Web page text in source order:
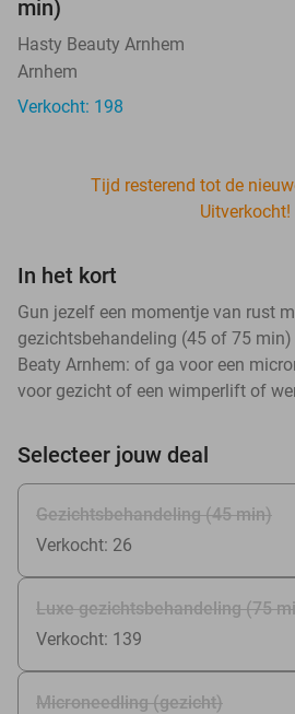
min)
Hasty Beauty Arnhem
Arnhem
Verkocht: 198
Tijd resterend tot de
Uitverkocht!
In het kort
Gun jezelf een momentje van rust
gezichtsbehandeling (45 of 75
Beaty Arnhem: of ga voor een
voor gezicht of een wimperlift of
Selecteer jouw deal
Gezichtsbehandeling (45 min)
Verkocht: 26
Luxe gezichtsbehandeling (75
Verkocht: 139
Microneedling (gezicht)